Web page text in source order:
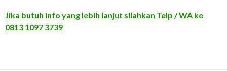
Jika butuh info yang lebih lanjut silahkan Telp / WA ke
0813 1097 3739